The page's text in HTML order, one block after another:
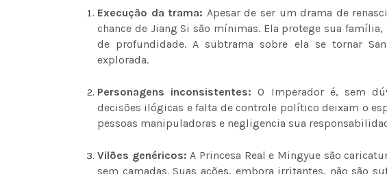
Execução da trama: Apesar de ser um drama de
chance de Jiang Si são mínimas. Ela protege sua
de profundidade. A subtrama sobre ela se tornar
explorada.
Personagens inconsistentes: O Imperador é, sem
decisões ilógicas e falta de controle político deixam o
pessoas manipuladoras e negligencia sua
Vilões genéricos: A Princesa Real e Mingyue são
sem camadas. Suas ações, embora irritantes, não são